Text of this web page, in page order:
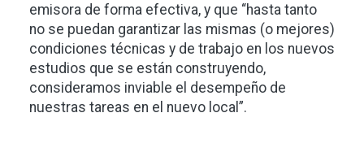
emisora de forma efectiva, y que “hasta tanto
no se puedan garantizar las mismas (o mejores)
condiciones técnicas y de trabajo en los nuevos
estudios que se están construyendo,
consideramos inviable el desempeño de
nuestras tareas en el nuevo local”.